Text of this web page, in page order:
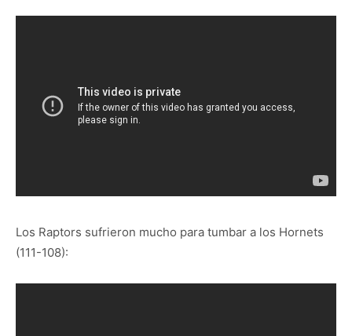
Los Raptors sufrieron mucho para tumbar a los Hornets
(111-108):